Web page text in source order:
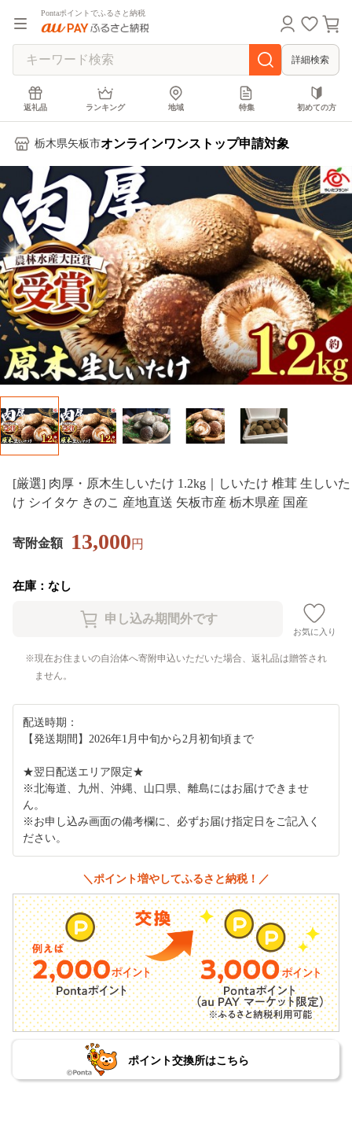
Pontaポイントでふるさと納税
詳細検索
返礼品 ランキング 地域 特集 初めての方
栃木県矢板市オンラインワンストップ申請対象
[厳選] 肉厚・原木生しいたけ 1.2kg｜しいたけ 椎茸 生しいた
け シイタケ きのこ 産地直送 矢板市産 栃木県産 国産
寄附金額 13,000円
在庫：なし
お気に入り
現在お住まいの自治体へ寄附申込いただいた場合、返礼品は贈答され
ません。
配送時期：
【発送期間】2026年1月中旬から2月初旬頃まで
★翌日配送エリア限定★
※北海道、九州、沖縄、山口県、離島にはお届けできませ
ん。
※お申し込み画面の備考欄に、必ずお届け指定日をご記入く
ださい。
＼ポイント増やしてふるさと納税！／
ポイント交換所はこちら